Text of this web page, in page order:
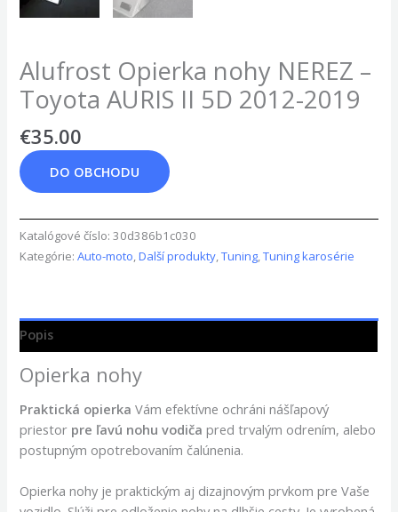
Alufrost Opierka nohy NEREZ –
Toyota AURIS II 5D 2012-2019
€35.00
DO OBCHODU
Katalógové číslo:30d386b1c030
Kategórie:Auto-moto,Další produkty,Tuning,Tuning karosérie
Popis
Opierka nohy
Praktická opierka Vám efektívne ochráni nášľapový
priestor pre ľavú nohu vodičapred trvalým odrením, alebo
postupným opotrebovaním čalúnenia.
Opierka nohy je praktickým aj dizajnovým prvkom pre Vaše